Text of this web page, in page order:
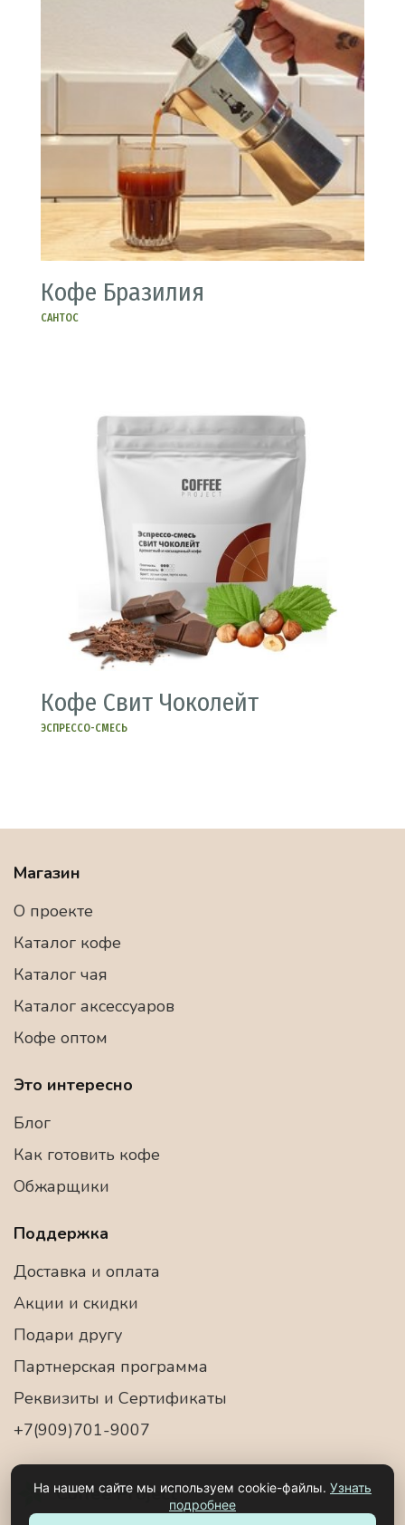
На нашем сайте мы используем cookie-файлы. Узнать
подробнее
Кофе Бразилия
САНТОС
Кофе Свит Чоколейт
ЭСПРЕССО-СМЕСЬ
Магазин
О проекте
Каталог кофе
Каталог чая
Каталог аксессуаров
Кофе оптом
Это интересно
Блог
Как готовить кофе
Обжарщики
Поддержка
Доставка и оплата
Акции и скидки
Подари другу
Партнерская программа
Реквизиты и Сертификаты
+7(909)701-9007
Coffee Project